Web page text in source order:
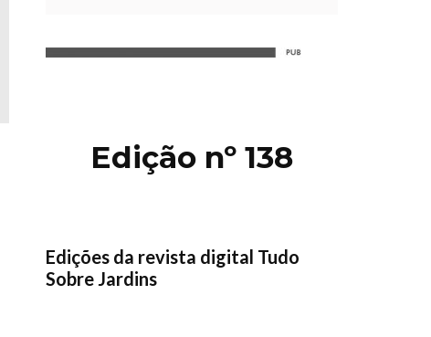
Edição nº 138
Edições da revista digital Tudo
Sobre Jardins